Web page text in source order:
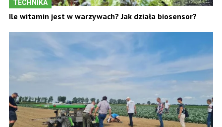
TECHNIKA
Ile witamin jest w warzywach? Jak działa biosensor?